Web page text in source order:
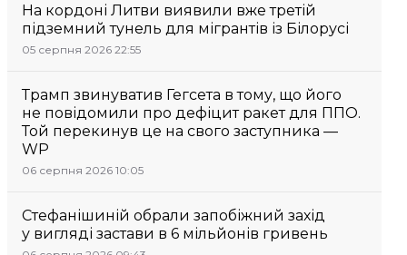
На кордоні Литви виявили вже третій
підземний тунель для мігрантів із Білорусі
05 серпня 2026 22:55
Трамп звинуватив Гегсета в тому, що його
не повідомили про дефіцит ракет для ППО.
Той перекинув це на свого заступника —
WP
06 серпня 2026 10:05
Стефанішиній обрали запобіжний захід
у вигляді застави в 6 мільйонів гривень